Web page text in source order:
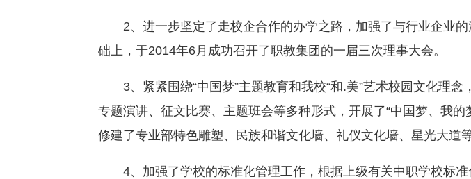
2、进一步坚定了走校企合作的办学之路，加强了与行业企业的
础上，于2014年6月成功召开了职教集团的一届三次理事大会。
3、紧紧围绕“中国梦”主题教育和我校“和.美”艺术校园文化理念
专题演讲、征文比赛、主题班会等多种形式，开展了“中国梦、我的
修建了专业部特色雕塑、民族和谐文化墙、礼仪文化墙、星光大道
4、加强了学校的标准化管理工作，根据上级有关中职学校标准